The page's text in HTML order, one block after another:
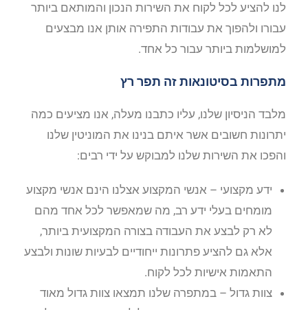
לנו להציע לכל לקוח את השירות הנכון והמותאם ביותר
עבורו ולהפוך את עבודות התפירה אותן אנו מבצעים
למושלמות ביותר עבור כל אחד.
מתפרות בסיטונאות זה תפר רץ
מלבד הניסיון שלנו, עליו כתבנו מעלה, אנו מציעים כמה
יתרונות חשובים אשר איתם בנינו את המוניטין שלנו
והפכו את השירות שלנו למבוקש על ידי רבים:
ידע מקצועי – אנשי המקצוע אצלנו הינם אנשי מקצוע
מומחים בעלי ידע רב, מה שמאפשר לכל אחד מהם
לא רק לבצע את העבודה בצורה המקצועית ביותר,
אלא גם להציע פתרונות ייחודיים לבעיות שונות ולבצע
התאמות אישיות לכל לקוח.
צוות גדול – במתפרה שלנו תמצאו צוות גדול מאוד